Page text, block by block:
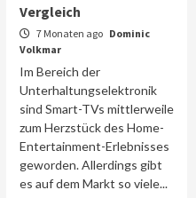
Vergleich
7 Monaten ago Dominic
Volkmar
Im Bereich der
Unterhaltungselektronik
sind Smart-TVs mittlerweile
zum Herzstück des Home-
Entertainment-Erlebnisses
geworden. Allerdings gibt
es auf dem Markt so viele...